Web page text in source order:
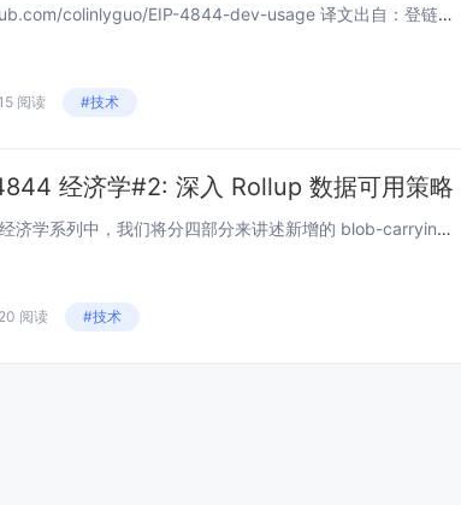
原文链接：https://github.com/colinlyguo/EIP-4844-dev-usage 译文出自：登链翻译计划 译者：Tiny 熊 本文永久链接：learnblockchain.cn/a...
阅读 #技术
经济学#2: 深入 Rollup 数据可用策略
写在前面 在 EIP-4844 经济学系列中，我们将分四部分来讲述新增的 blob-carrying transaction 会给网络带来何种影响。在上一篇文章中，笔者深入 Blob 交易的费用机制，包括 Blob 交易的费用计算方式，B...
阅读 #技术